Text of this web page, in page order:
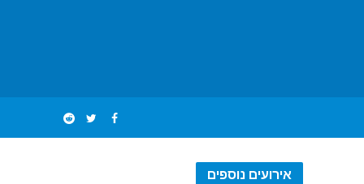
אירועים נוספים